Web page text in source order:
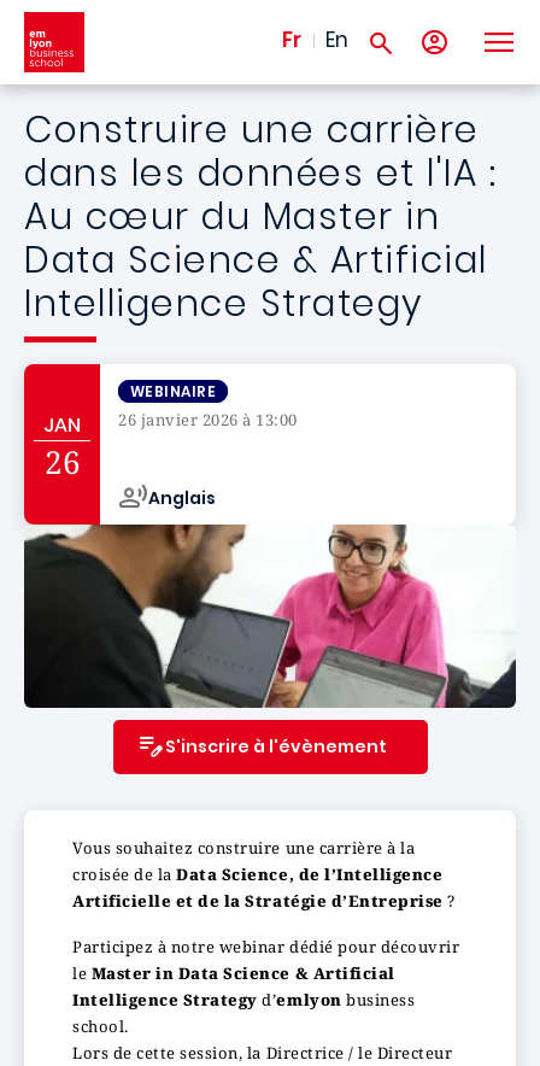
Aller au contenu principal
Fr En
Construire une carrière
dans les données et l'IA :
Au cœur du Master in
Data Science & Artificial
Intelligence Strategy
JAN
26
WEBINAIRE
26 janvier 2026 à 13:00
Anglais
S'inscrire à l'évènement
Vous souhaitez construire une carrière à la
croisée de laData Science, de l’Intelligence
Artificielle et de la Stratégie d’Entreprise?
Participez à notre webinar dédié pour découvrir
le Master in Data Science & Artificial
Intelligence Strategy d’emlyon business
school.
Lors de cette session, la Directrice / le Directeur